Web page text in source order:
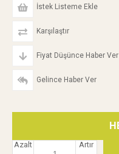
İstek Listeme Ekle
Karşılaştır
Fiyat Düşünce Haber Ver
Gelince Haber Ver
Artır
Azalt